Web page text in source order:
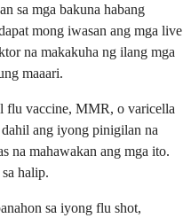
sa mga bakuna habang
mong iwasan ang mga live
na makakuha ng ilang mga
maaari.
flu vaccine, MMR, o varicella
ang iyong pinigilan na
na mahawakan ang mga ito.
halip.
sa iyong flu shot,